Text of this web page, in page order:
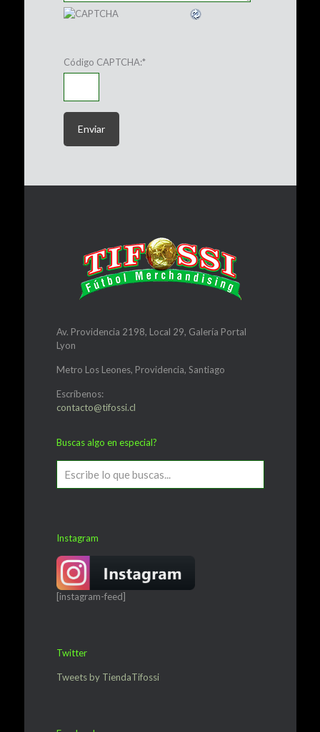
Código CAPTCHA:*
Av. Providencia 2198, Local 29, Galería Portal
Lyon
Metro Los Leones, Providencia, Santiago
Escríbenos:
contacto@tifossi.cl
Buscas algo en especial?
Instagram
[instagram-feed]
Twitter
Tweets by TiendaTifossi